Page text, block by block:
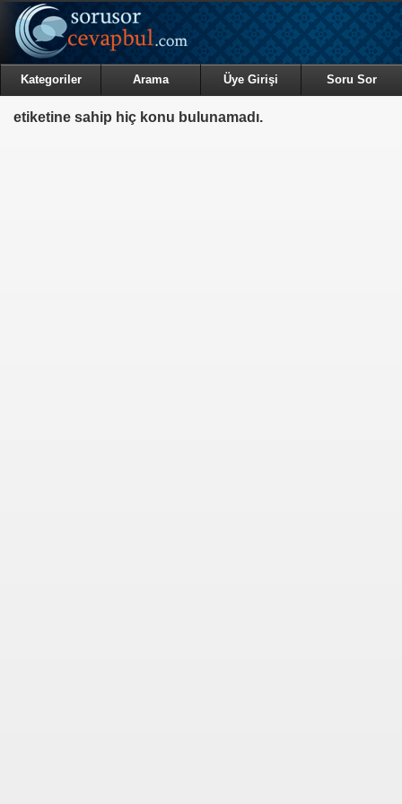
Kategoriler Arama Üye Girişi Soru Sor
etiketine sahip hiç konu bulunamadı.